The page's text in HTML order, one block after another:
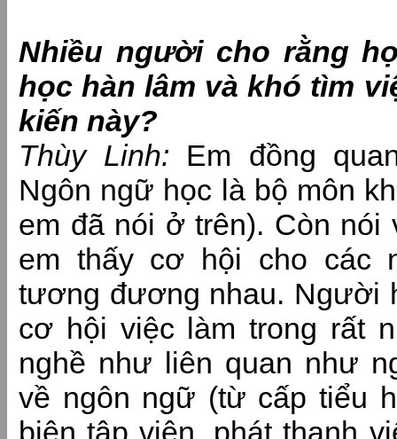
Nhiều người cho rằng
học hàn lâm và khó tìm
kiến này?
Thùy Linh: Em đồng
Ngôn ngữ học là bộ môn
em đã nói ở trên). Còn
em thấy cơ hội cho các
tương đương nhau. Người
cơ hội việc làm trong rất
nghề như liên quan như
về ngôn ngữ (từ cấp tiểu
biên tập viên, phát thanh